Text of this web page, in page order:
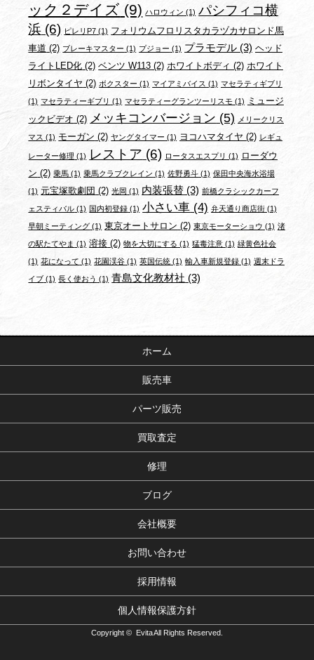
ック２デイズ (9) ハロウィン (1) パシフィコ横
浜 (6) ピレリP7 (1) フォリウムフロリスタカラヅカサロンド馬
車道 (2) ブレーキマスター (1) プジョー (1) プラモデル (3) ヘッド
ライトLED化 (2) ベンツ W113 (2) ホワイトボディ (2) ホワイト
リボンタイヤ (2) ボクスター (1) マイアミバイス (1) マセラティギブリ
(1) マセラティーギブリ (1) マセラティーグランツーリスモ (1)
ミュージ
ックビデオ (2) メッキコンバージョン (5) メリークリス
マス (1) モーガン (2) ヤングタイマー (1) ヨコハマタイヤ (2) レギュ
レーター修理 (1) レストア (6) ロータスエスプリ (1) ローダウ
ン (2) 乗馬 (1) 乗馬クラブクレイン (1) 佐野勇斗 (1) 保田中央海水浴場
(1) 元宝塚歌劇団 (2) 光岡 (1) 内装張替 (3) 前橋クラシックカーフ
ェスティバル (1) 国内初登録 (1) 小さい車 (4) 弁天通り商店街(1)
早朝ミーティング (1) 東京オートサロン (2) 東京モーターショウ (1) 渚
の駅たてやま (1) 溶接 (2) 物を大切にする (1) 猛毒注意 (1) 緑黄色社会
(1) 花になって (1) 花園渓谷 (1) 英国伝統 (1) 輸入車新規登録(1) 週末ドラ
イブ (1) 長く使おう (1) 青島文化教材社 (3)
ホーム
販売車
パーツ販売
買取査定
修理
ブログ
会社概要
お問い合わせ
採用情報
個人情報保護方針
Copyright © Evita All Rights Reserved.